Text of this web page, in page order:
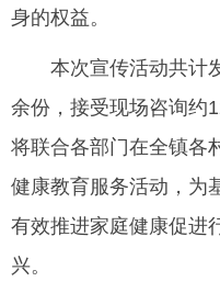
身的权益。
本次宣传活动共计
余份，接受现场咨询约
将联合各部门在全镇各
健康教育服务活动，为
有效推进家庭健康促进
兴。